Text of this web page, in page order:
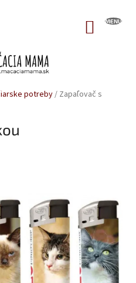
potreby/ Zapaľovač s